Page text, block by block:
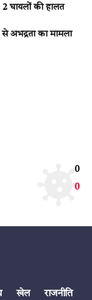
2 घायलों की हालत
से अभद्रता का मामला
0
0
खेल
राजनीति